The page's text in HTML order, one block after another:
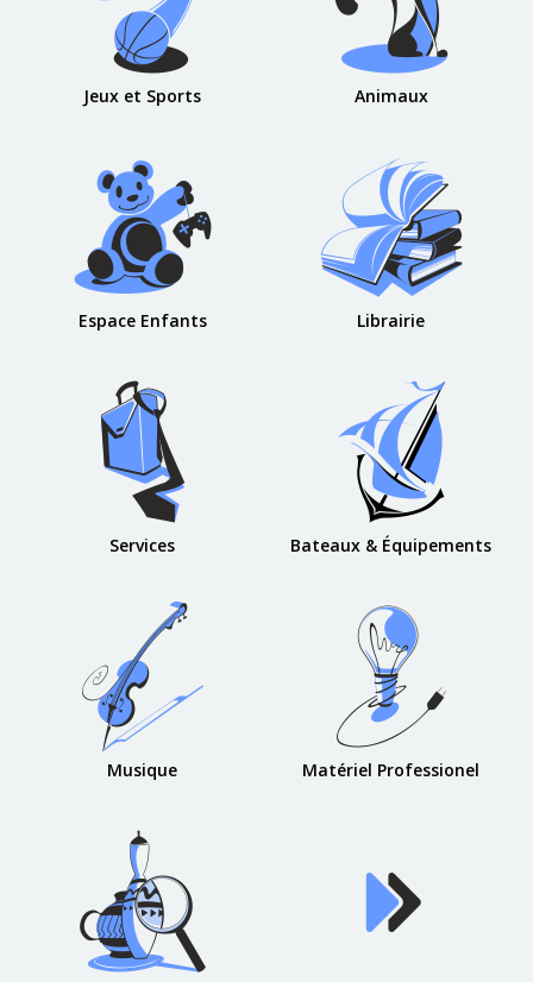
Jeux et Sports Animaux
Espace Enfants Librairie
Services Bateaux & Équipements
Musique Matériel Professionel